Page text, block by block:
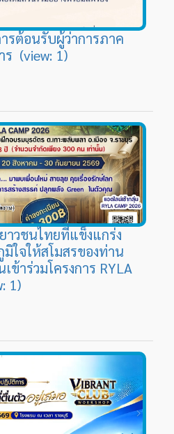
รต้อนรับผู้ว่าการภาค
ร (view: 1)
ยาวชนไทยที่แข็งแกร่ง
ใจให้สโมสรของท่าน
ข้าร่วมโครงการ RYLA
1)